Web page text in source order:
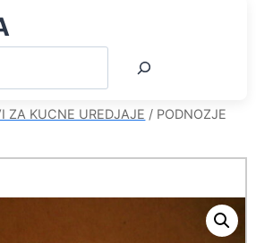
ZA KUCNE UREDJAJE / PODNOZJE